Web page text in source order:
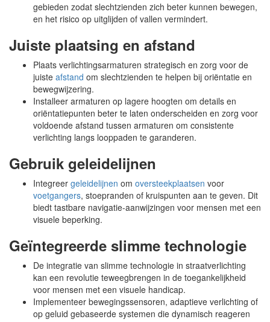
gebieden zodat slechtzienden zich beter kunnen bewegen,
en het risico op uitglijden of vallen vermindert.
Juiste plaatsing en afstand
Plaats verlichtingsarmaturen strategisch en zorg voor de
juiste afstand om slechtzienden te helpen bij oriëntatie en
bewegwijzering.
Installeer armaturen op lagere hoogten om details en
oriëntatiepunten beter te laten onderscheiden en zorg voor
voldoende afstand tussen armaturen om consistente
verlichting langs looppaden te garanderen.
Gebruik geleidelijnen
Integreer geleidelijnen om oversteekplaatsen voor
voetgangers, stoepranden of kruispunten aan te geven. Dit
biedt tastbare navigatie-aanwijzingen voor mensen met een
visuele beperking.
Geïntegreerde slimme technologie
De integratie van slimme technologie in straatverlichting
kan een revolutie teweegbrengen in de toegankelijkheid
voor mensen met een visuele handicap.
Implementeer bewegingssensoren, adaptieve verlichting of
op geluid gebaseerde systemen die dynamisch reageren